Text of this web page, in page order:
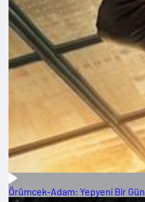
Örümcek-Adam: Yepyeni Bir Gün